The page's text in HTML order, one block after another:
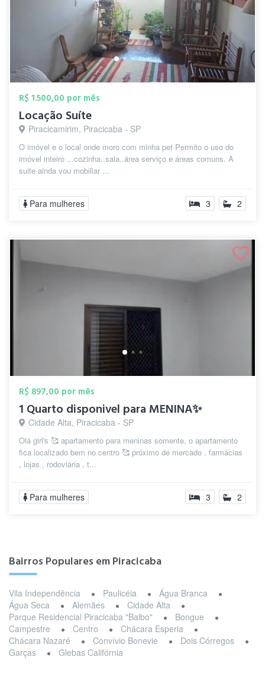
R$ 1.500,00 por mês
Locação Suíte
Piracicamirim, Piracicaba - SP
O imóvel e o local onde moro com minha pet Permito o uso do
imóvel inteiro ...cozinha..sala..área serviço e áreas comuns. A
suite ainda vou mobiliar ...
Para mulheres 3 2
R$ 897,00 por mês
1 Quarto disponivel para MENINA✨
Cidade Alta, Piracicaba - SP
Olá girl's 🥰 apartamento para meninas somente, o apartamento
fica localizado bem no centro 🥰 próximo de mercado , farmácias
, lojas , rodoviária , t...
Para mulheres 3 2
Bairros Populares em Piracicaba
Vila Independência Paulicéia
Água Branca
Água Seca
Alemães
Cidade Alta
Parque Residencial Piracicaba "Balbo"
Bongue
Campestre
Centro
Chácara Esperia
Chácara Nazaré
Convívio Bonevie
Dois Córregos
Garças
Glebas Califórnia